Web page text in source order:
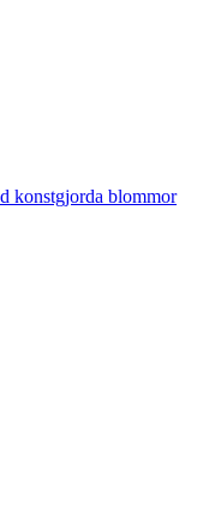
konstgjorda blommor